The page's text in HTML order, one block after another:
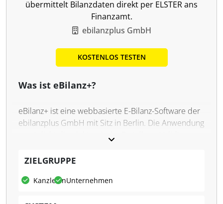
übermittelt Bilanzdaten direkt per ELSTER ans
Finanzamt.
ebilanzplus GmbH
KOSTENLOS TESTEN
Was ist eBilanz+?
eBilanz+ ist eine webbasierte E-Bilanz-Software der
ebilanzplus GmbH mit Sitz in Berlin. Die Anwendung
Steuerbilanzen an das Finanzamt. Die Lösung ist für
ausgelegt und kann ohne lokale Installation im
ZIELGRUPPE
KanzleienUnternehmen